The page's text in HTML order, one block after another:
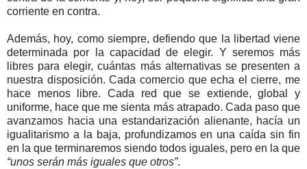
corriente en contra.
Además, hoy, como siempre, defiendo que la libertad viene
determinada por la capacidad de elegir. Y seremos más
libres para elegir, cuántas más alternativas se presenten a
nuestra disposición. Cada comercio que echa el cierre, me
hace menos libre. Cada red que se extiende, global y
uniforme, hace que me sienta más atrapado. Cada paso que
avanzamos hacia una estandarización alienante, hacía un
igualitarismo a la baja, profundizamos en una caída sin fin
en la que terminaremos siendo todos iguales, pero en la que
“unos serán más iguales que otros”.